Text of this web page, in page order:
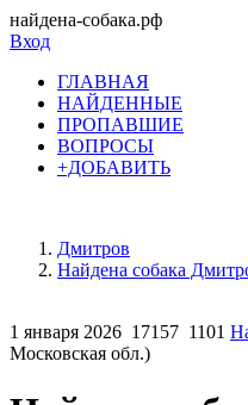
найдена-собака.рф
Вход
ГЛАВНАЯ
НАЙДЕННЫЕ
ПРОПАВШИЕ
ВОПРОСЫ
+ДОБАВИТЬ
Дмитров
Найдена собака
1 января 2026 17157 1101
Московская обл.)